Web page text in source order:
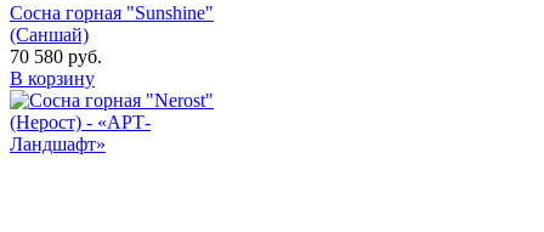
Сосна горная "Sunshine"
(Саншай)
70 580 руб.
В корзину